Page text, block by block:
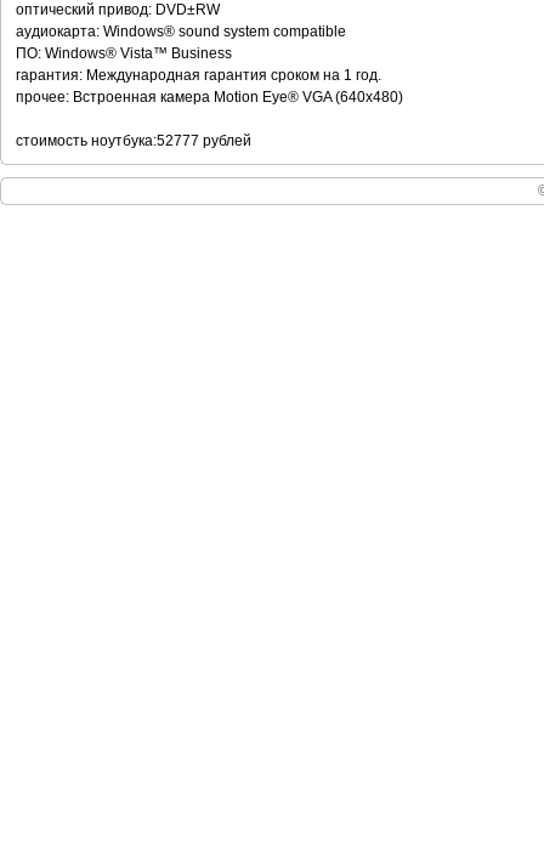
оптический привод: DVD±RW
аудиокарта: Windows® sound system compatible
ПО: Windows® Vista™ Business
гарантия: Международная гарантия сроком на 1 год.
прочее: Встроенная камера Motion Eye® VGA (640x480)
стоимость ноутбука:52777 рублей